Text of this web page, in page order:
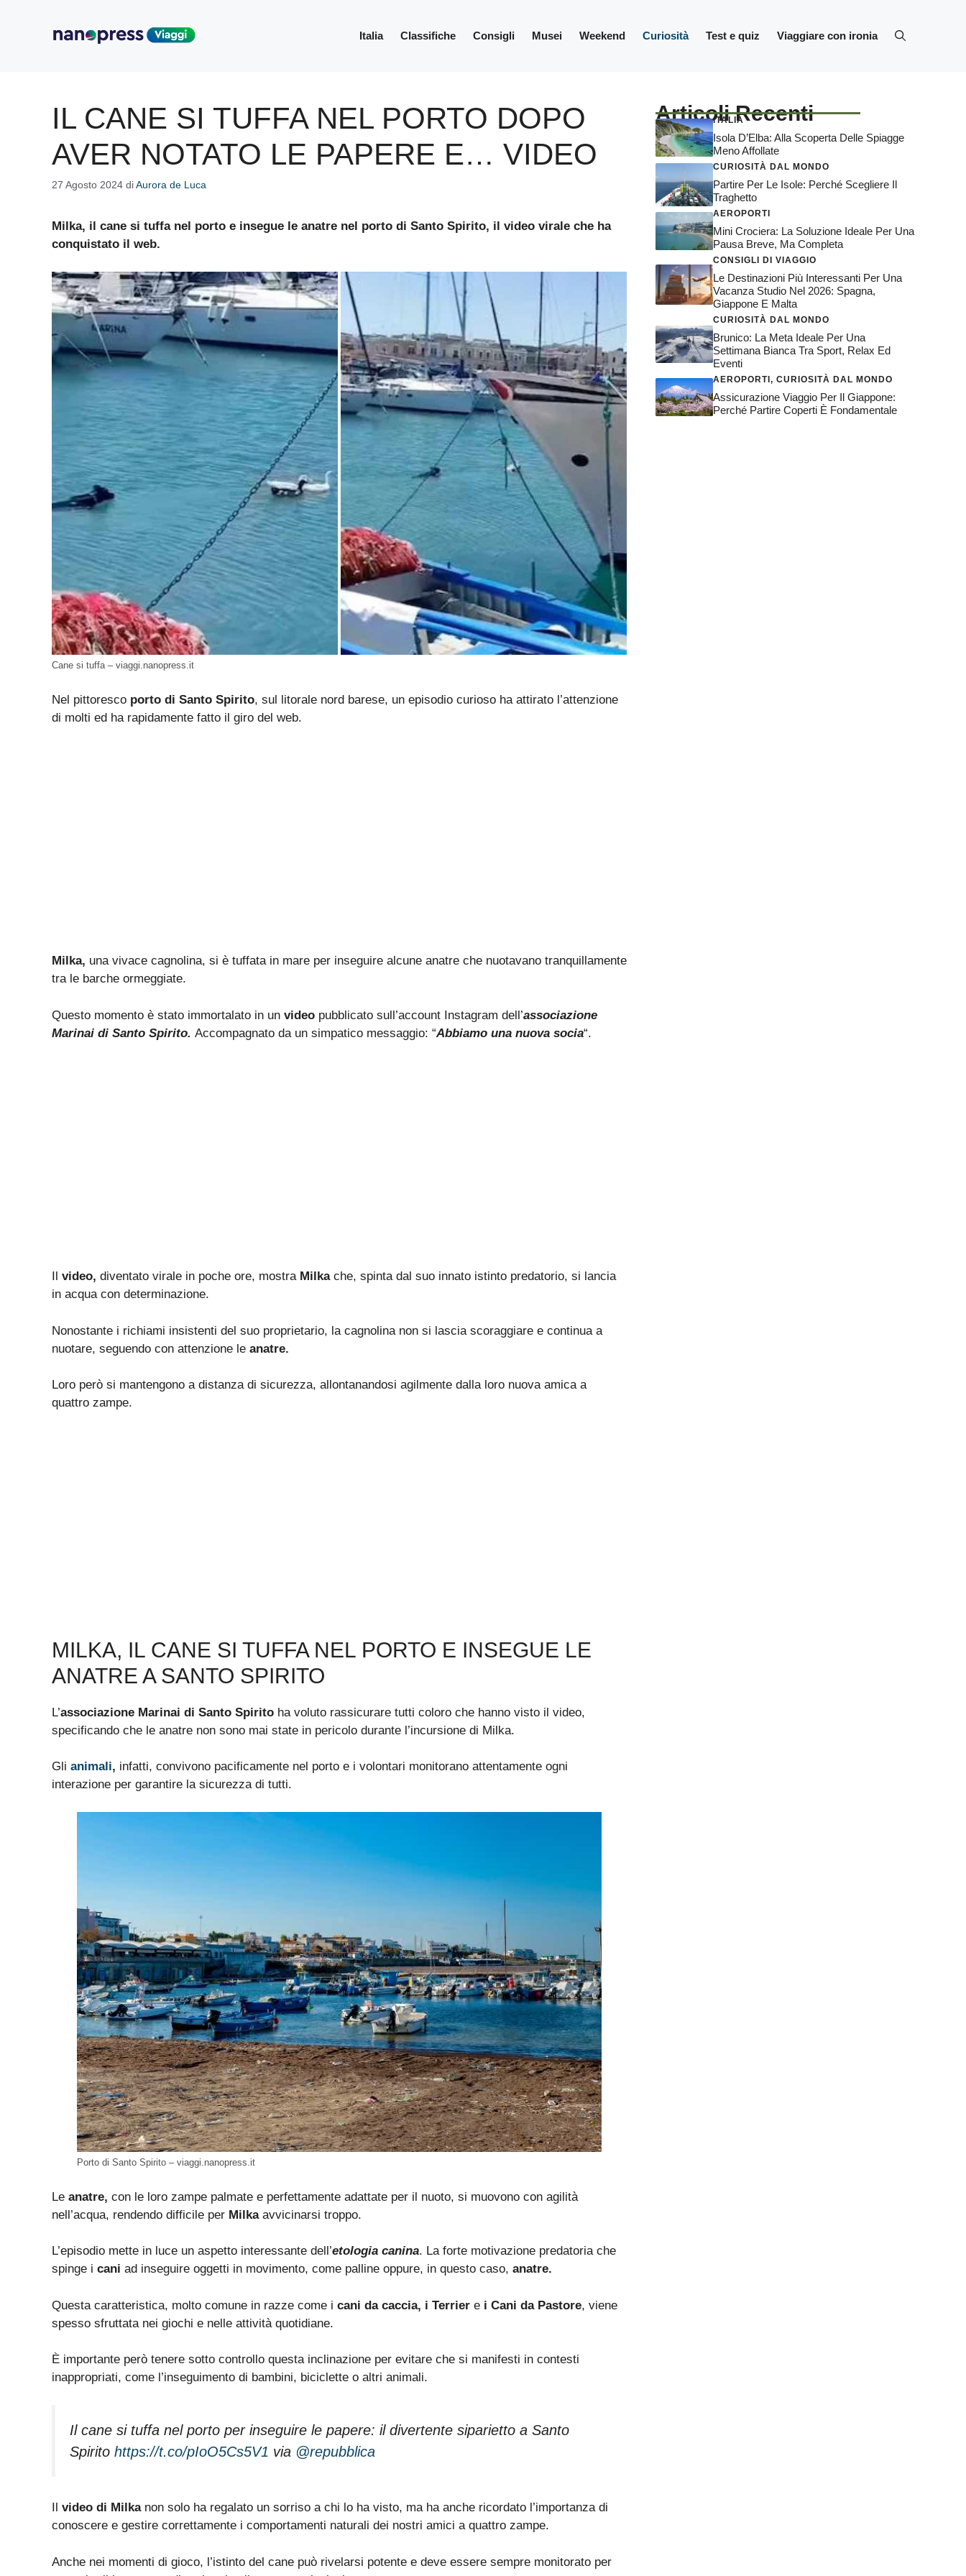
Italia Classifiche Consigli Musei Weekend Curiosità Test e quiz Viaggiare con ironia
IL CANE SI TUFFA NEL PORTO DOPO
AVER NOTATO LE PAPERE E… VIDEO
27 Agosto 2024 diAurora de Luca
Milka, il cane si tuffa nel porto e insegue le anatre nel porto di Santo Spirito, il video virale che ha
conquistato il web.
Cane si tuffa – viaggi.nanopress.it
Nel pittoresco porto di Santo Spirito, sul litorale nord barese, un episodio curioso ha attirato l’attenzione
di molti ed ha rapidamente fatto il giro del web.
Milka, una vivace cagnolina, si è tuffata in mare per inseguire alcune anatre che nuotavano tranquillamente
tra le barche ormeggiate.
Questo momento è stato immortalato in un video pubblicato sull’account Instagram dell’associazione
Marinai di Santo Spirito. Accompagnato da un simpatico messaggio: “Abbiamo una nuova socia“.
Il video, diventato virale in poche ore, mostra Milkache, spinta dal suo innato istinto predatorio, si lancia
in acqua con determinazione.
Nonostante i richiami insistenti del suo proprietario, la cagnolina non si lascia scoraggiare e continua a
nuotare, seguendo con attenzione le anatre.
Loro però si mantengono a distanza di sicurezza, allontanandosi agilmente dalla loro nuova amica a
quattro zampe.
MILKA, IL CANE SI TUFFA NEL PORTO E INSEGUE LE
ANATRE A SANTO SPIRITO
L’associazione Marinai di Santo Spirito ha voluto rassicurare tutti coloro che hanno visto il video,
specificando che le anatre non sono mai state in pericolo durante l’incursione di Milka.
Gli animali, infatti, convivono pacificamente nel porto e i volontari monitorano attentamente ogni
interazione per garantire la sicurezza di tutti.
Porto di Santo Spirito – viaggi.nanopress.it
Le anatre, con le loro zampe palmate e perfettamente adattate per il nuoto, si muovono con agilità
nell’acqua, rendendo difficile per Milkaavvicinarsi troppo.
L’episodio mette in luce un aspetto interessante dell’etologia canina. La forte motivazione predatoria che
spinge i cani ad inseguire oggetti in movimento, come palline oppure, in questo caso, anatre.
Questa caratteristica, molto comune in razze come i cani da caccia, i Terrier e i Cani da Pastore, viene
spesso sfruttata nei giochi e nelle attività quotidiane.
È importante però tenere sotto controllo questa inclinazione per evitare che si manifesti in contesti
inappropriati, come l’inseguimento di bambini, biciclette o altri animali.
Il cane si tuffa nel porto per inseguire le papere: il divertente siparietto a Santo
Spirito https://t.co/pIoO5Cs5V1 via @repubblica
Il video di Milkanon solo ha regalato un sorriso a chi lo ha visto, ma ha anche ricordato l’importanza di
conoscere e gestire correttamente i comportamenti naturali dei nostri amici a quattro zampe.
Anche nei momenti di gioco, l’istinto del cane può rivelarsi potente e deve essere sempre monitorato per
Articoli Recenti
ITALIA
Isola D’Elba: Alla Scoperta Delle Spiagge
Meno Affollate
CURIOSITÀ DAL MONDO
Partire Per Le Isole: Perché Scegliere Il
Traghetto
AEROPORTI
Mini Crociera: La Soluzione Ideale Per Una
Pausa Breve, Ma Completa
CONSIGLI DI VIAGGIO
Le Destinazioni Più Interessanti Per Una
Vacanza Studio Nel 2026: Spagna,
Giappone E Malta
CURIOSITÀ DAL MONDO
Brunico: La Meta Ideale Per Una
Settimana Bianca Tra Sport, Relax Ed
Eventi
AEROPORTI , CURIOSITÀ DAL MONDO
Assicurazione Viaggio Per Il Giappone:
Perché Partire Coperti È Fondamentale